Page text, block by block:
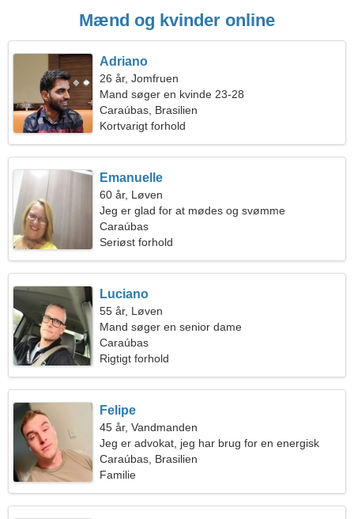
Mænd og kvinder online
Adriano
26 år, Jomfruen
Mand søger en kvinde 23-28
Caraúbas, Brasilien
Kortvarigt forhold
Emanuelle
60 år, Løven
Jeg er glad for at mødes og svømme
Caraúbas
Seriøst forhold
Luciano
55 år, Løven
Mand søger en senior dame
Caraúbas
Rigtigt forhold
Felipe
45 år, Vandmanden
Jeg er advokat, jeg har brug for en energisk
kvinde
Caraúbas, Brasilien
Familie